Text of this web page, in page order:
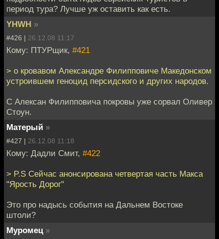
период тура? Лучше уж оставить как есть.
YHWH »
#426 | 26.12.08 11:17
Кому: ПТУРщик, #421
> о кровавом Александре Филипповиче Македонском
устроившем геноцид персидского и других народов.
С Алексан Филипповича покровы уже сорвал Оливер
Стоун.
Матерый »
#427 | 26.12.08 11:18
Кому: Дадли Смит, #422
> P.S Сейчас анонсирована четвертая часть Макса
"Ярость Дорог"
Это про надысь события на Дальнем Востоке
штоли?
Муромец »